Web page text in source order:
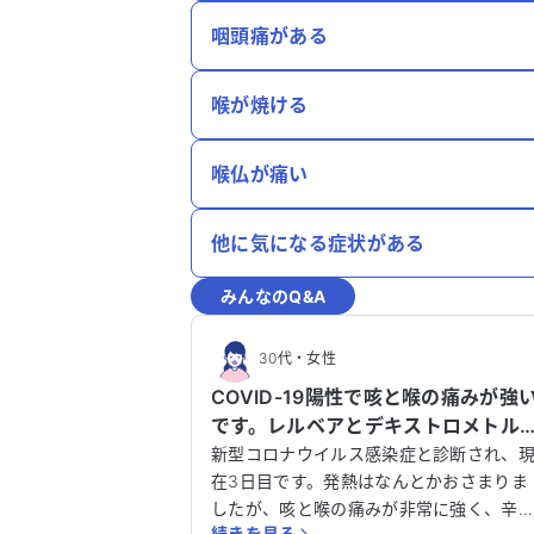
咽頭痛がある
喉が焼ける
喉仏が痛い
他に気になる症状がある
みんなのQ&A
30代・女性
COVID-19陽性で咳と喉の痛みが強
です。レルベアとデキストロメトル
ァン、フスコデの併用について教え
てください。
新型コロナウイルス感染症と診断され、
在3日目です。発熱はなんとかおさまりま
したが、咳と喉の痛みが非常に強く、辛